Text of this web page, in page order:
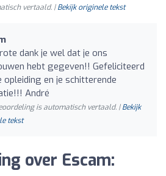
vertaald. |Bekijk originele tekst
dank je wel dat je ons
hebt gegeven!! Gefeliciteerd
opleiding en je schitterende
André
is automatisch vertaald. |Bekijk
tekst
over Escam: